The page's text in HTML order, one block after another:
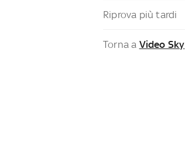
Riprova più tardi
Torna a Video Sky